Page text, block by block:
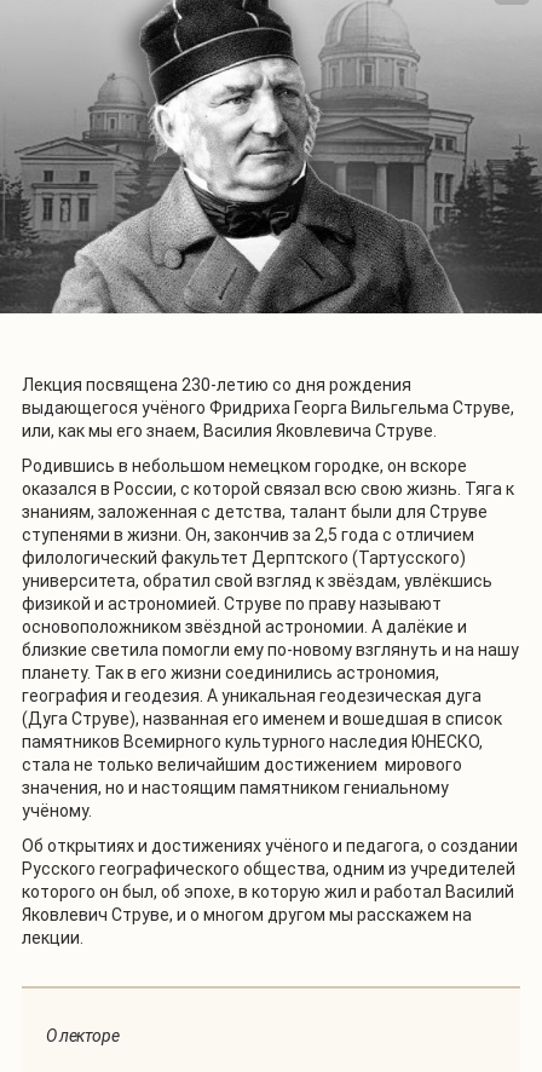
Лекция посвящена 230-летию со дня рождения
выдающегося учёного Фридриха Георга Вильгельма Струве,
или, как мы его знаем, Василия Яковлевича Струве.
Родившись в небольшом немецком городке, он вскоре
оказался в России, с которой связал всю свою жизнь. Тяга к
знаниям, заложенная с детства, талант были для Струве
ступенями в жизни. Он, закончив за 2,5 года с отличием
филологический факультет Дерптского (Тартусского)
университета, обратил свой взгляд к звёздам, увлёкшись
физикой и астрономией. Струве по праву называют
основоположником звёздной астрономии. А далёкие и
близкие светила помогли ему по-новому взглянуть и на нашу
планету. Так в его жизни соединились астрономия,
география и геодезия. А уникальная геодезическая дуга
(Дуга Струве), названная его именем и вошедшая в список
памятников Всемирного культурного наследия ЮНЕСКО,
стала не только величайшим достижением мирового
значения, но и настоящим памятником гениальному
учёному.
Об открытиях и достижениях учёного и педагога, о создании
Русского географического общества, одним из учредителей
которого он был, об эпохе, в которую жил и работал Василий
Яковлевич Струве, и о многом другом мы расскажем на
лекции.
О лекторе